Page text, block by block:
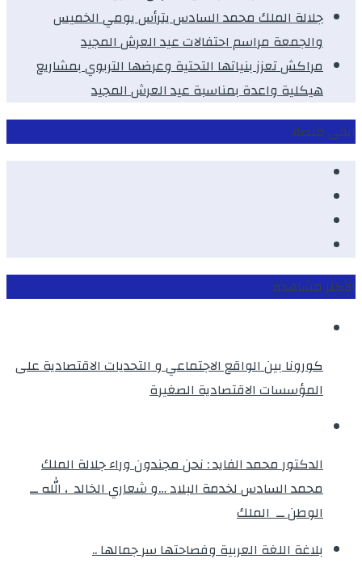
جلالة الملك محمد السادس يترأس يومي الخميس
والجمعة مراسم احتفالات عيد العرش المجيد
مراكش تعزز بنياتها التحتية وعرضها التربوي بمشاريع
هيكلية واعدة بمناسبة عيد العرش المجيد
ابقى متصلا
الأكثر مشاهدة
كورونا بين الواقع الاجتماعي و التحديات الاقتصادية على
المؤسسات الاقتصادية الصغيرة
الدكتور محمد الفايد : نحن مجندون وراء جلالة الملك
محمد السادس لخدمة البلاد …و شعاري الخالد ، الله ــ
الوطن ــ الملك
بلاغة اللغة العربية وفصاحتها سر جمالها ..